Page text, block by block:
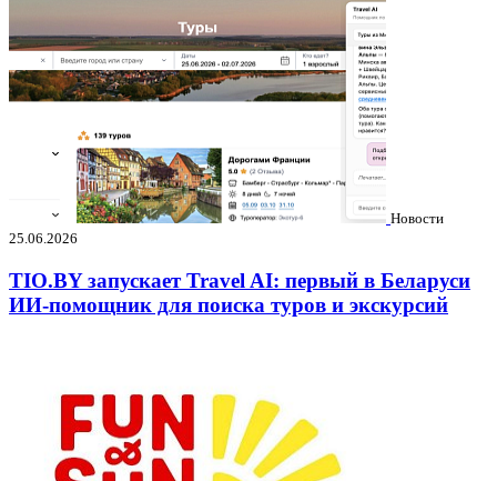
Новости
25.06.2026
TIO.BY запускает Travel AI: первый в Беларуси
ИИ-помощник для поиска туров и экскурсий